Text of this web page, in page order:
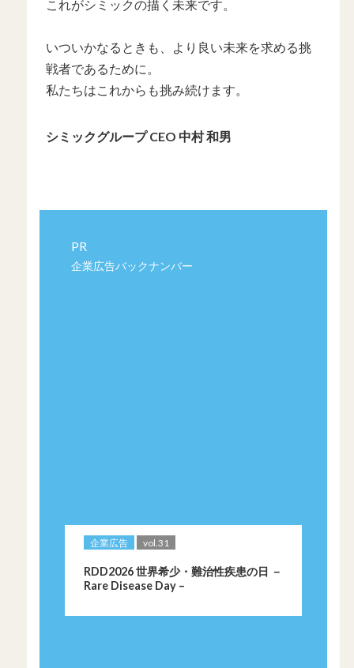
これがシミックの描く未来です。
いついかなるときも、より良い未来を求める挑
戦者であるために。
私たちはこれからも挑み続けます。
シミックグループ CEO 中村 和男
PR
企業広告バックナンバー
企業広告 vol.31
RDD2026 世界希少・難治性疾患の日 －
Rare Disease Day –